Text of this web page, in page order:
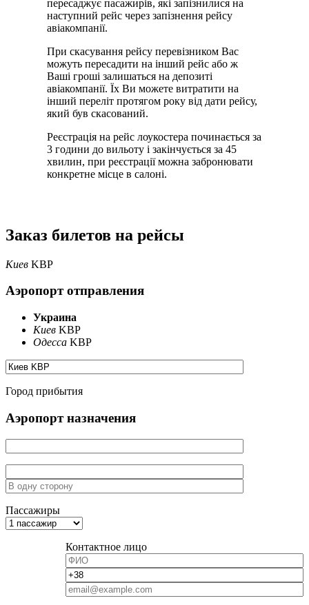
пересаджує пасажирів, які запізнилися на
наступний рейс через запізнення рейсу
авіакомпанії.
При скасування рейсу перевізником Вас
можуть пересадити на інший рейс або ж
Ваші гроші залишаться на депозиті
авіакомпанії. Їх Ви можете витратити на
інший переліт протягом року від дати рейсу,
який був скасований.
Реєстрація на рейс лоукостера починається за
3 години до вильоту і закінчується за 45
хвилин, при реєстрації можна забронювати
конкретне місце в салоні.
Заказ билетов на рейсы
Киев KBP
Аэропорт отправления
Украина
Киев KBP
Одесса KBP
Город прибытия
Аэропорт назначения
Пассажиры
Контактное лицо